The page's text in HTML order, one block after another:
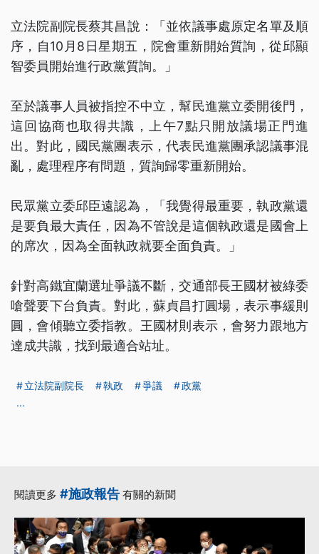
立法院副院長蔡其昌說：「並依議事處原定名單及順
序，自10月8日星期五，院會重新開始質詢，從邱顯
智委員開始進行政黨質詢。」
至於議事人員被指控不中立，幫民進黨立委開後門，
這回協商也取得共識，上午7點只開放議場正門進
出。對此，國民黨團表示，代表民進黨團承認議事混
亂，處理程序有問題，質詢歸零重新開始。
民眾黨立委邱臣遠認為，「我覺得最重要，執政黨還
是要負最大責任，因為不管說是這個執政還是國會上
的席次，因為全面執政就要全面負責。」
針對高鐵宜蘭選址爭議不斷，交通部長王國材被綠委
嗆聲要下台負責。對此，蘇貞昌打圓場，表示事緩則
圓，會傾聽立委指教。王國材則表示，會努力跟地方
達成共識，找到最適合站址。
立法院副院長 執政 爭議
政黨
...
閱讀更多 #施政報告 有關的新聞